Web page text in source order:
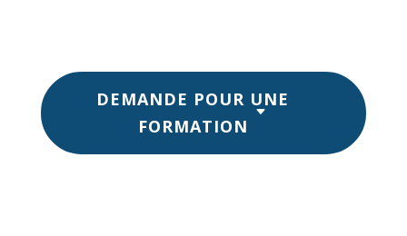
DEMANDE POUR UNE
FORMATION